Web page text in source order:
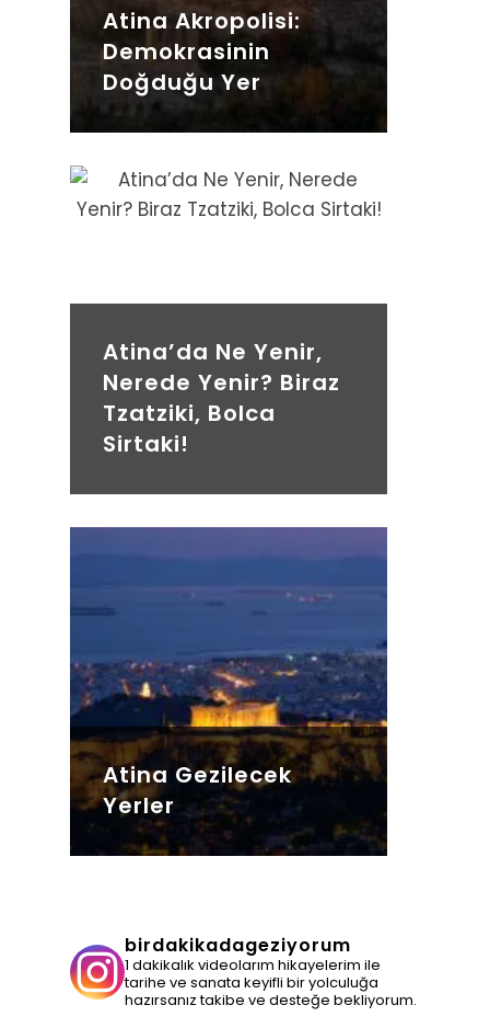
Atina Akropolisi:
Demokrasinin
Doğduğu Yer
Atina’da Ne Yenir,
Nerede Yenir? Biraz
Tzatziki, Bolca
Sirtaki!
Atina Gezilecek
Yerler
birdakikadageziyorum
1 dakikalık videolarım hikayelerim ile
tarihe ve sanata keyifli bir yolculuğa
hazırsanız takibe ve desteğe bekliyorum.